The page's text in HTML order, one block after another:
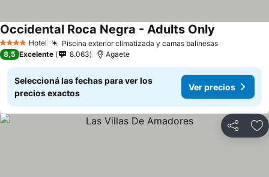
4 EstrellasHotel Piscina exterior climatizada y camas balinesasVer precios
Occidental Roca Negra - Adults Only
8,5 Excelente 8.063 Agaete
Seleccioná las fechas para ver los
precios exactos
Ver precios
Compartir